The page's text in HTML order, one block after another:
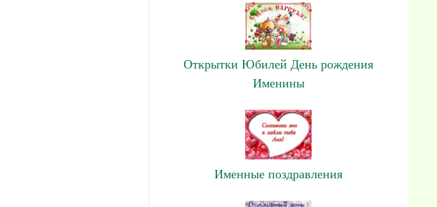
Открытки Юбилей День рождения
Именины
Именные поздравления